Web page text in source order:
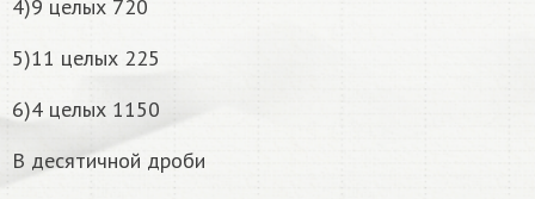
4)9 целых 720
5)11 целых 225
6)4 целых 1150
В десятичной дроби